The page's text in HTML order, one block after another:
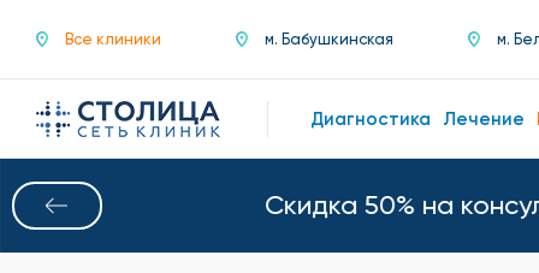
Все клиники м. Бабушкинская м.
Диагностика Лечение
Скидка 50% на